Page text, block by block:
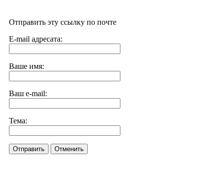
Отправить эту ссылку по почте
E-mail адресата:
Ваше имя:
Ваш e-mail:
Тема:
Отправить Отменить